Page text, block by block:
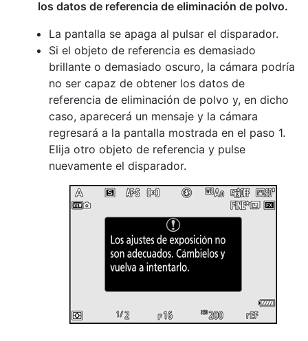
los datos de referencia de eliminación de polvo.
La pantalla se apaga al pulsar el disparador.
Si el objeto de referencia es demasiado
brillante o demasiado oscuro, la cámara podría
no ser capaz de obtener los datos de
referencia de eliminación de polvo y, en dicho
caso, aparecerá un mensaje y la cámara
regresará a la pantalla mostrada en el paso 1.
Elija otro objeto de referencia y pulse
nuevamente el disparador.